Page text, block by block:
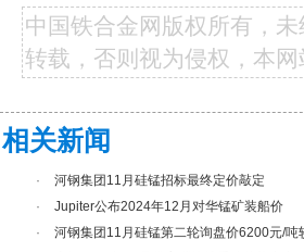
中国铁合金网版权所有，
转载，否则视为侵权，本
相关新闻
·
河钢集团11月硅锰招标最终定价敲定
·
Jupiter公布2024年12月对华锰矿装船价
·
河钢集团11月硅锰第二轮询盘价6200元/吨